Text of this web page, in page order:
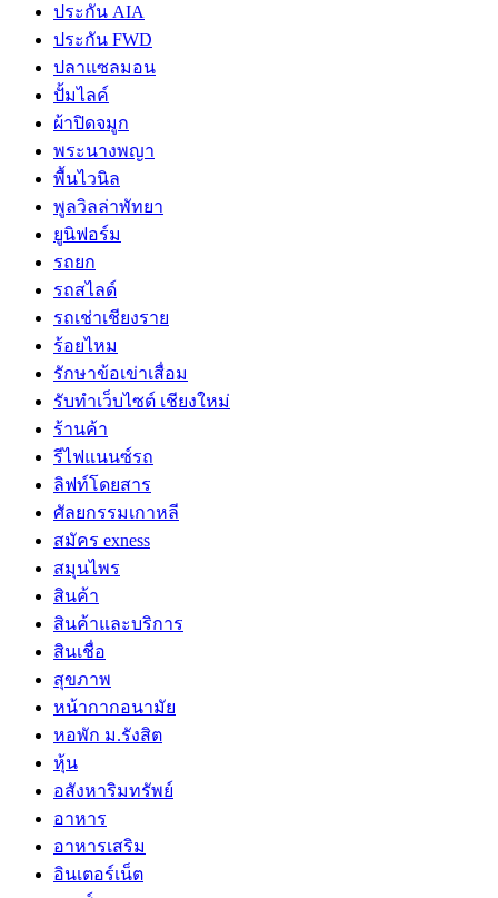
ประกัน AIA
ประกัน FWD
ปลาแซลมอน
ปั้มไลค์
ผ้าปิดจมูก
พระนางพญา
พื้นไวนิล
พูลวิลล่าพัทยา
ยูนิฟอร์ม
รถยก
รถสไลด์
รถเช่าเชียงราย
ร้อยไหม
รักษาข้อเข่าเสื่อม
รับทำเว็บไซต์ เชียงใหม่
ร้านค้า
รีไฟแนนซ์รถ
ลิฟท์โดยสาร
ศัลยกรรมเกาหลี
สมัคร exness
สมุนไพร
สินค้า
สินค้าและบริการ
สินเชื่อ
สุขภาพ
หน้ากากอนามัย
หอพัก ม.รังสิต
หุ้น
อสังหาริมทรัพย์
อาหาร
อาหารเสริม
อินเตอร์เน็ต